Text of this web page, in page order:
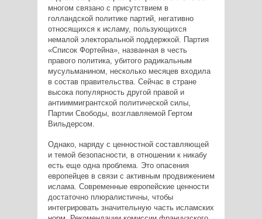
многом связано с присутствием в
голландской политике партий, негативно
относящихся к исламу, пользующихся
немалой электоральной поддержкой. Партия
«Список Фортейна», названная в честь
правого политика, убитого радикальным
мусульманином, несколько месяцев входила
в состав правительства. Сейчас в стране
высока популярность другой правой и
антииммигрантской политической силы,
Партии Свободы, возглавляемой Гертом
Вильдерсом.
Однако, наряду с ценностной составляющей
и темой безопасности, в отношении к никабу
есть еще одна проблема. Это опасения
европейцев в связи с активным продвижением
ислама. Современные европейские ценности
достаточно плюралистичны, чтобы
интегрировать значительную часть исламских